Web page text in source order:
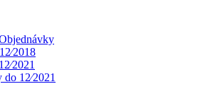
12⁄2021